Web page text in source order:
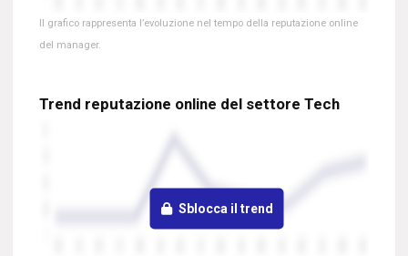
Il grafico rappresenta l’evoluzione nel tempo della reputazione online
del manager.
Trend reputazione online del settore Tech
Sblocca il trend